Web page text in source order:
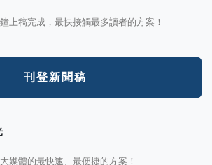
上稿完成，最快接觸最多讀者的方案！
刊登新聞稿
媒體的最快速、最便捷的方案！